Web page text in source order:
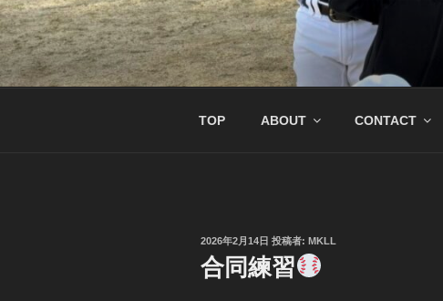
コ
ン
テ
ン
南京都リトル
リトル関西連盟所属の少年硬式野球
TOP ABOUT CONTACT
投
日:
2026年2月14日 投稿者: MKLL
合同練習